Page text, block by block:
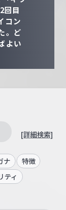
回目
コン
。ど
よい
[詳細検索]
ナ
特徴
ティ